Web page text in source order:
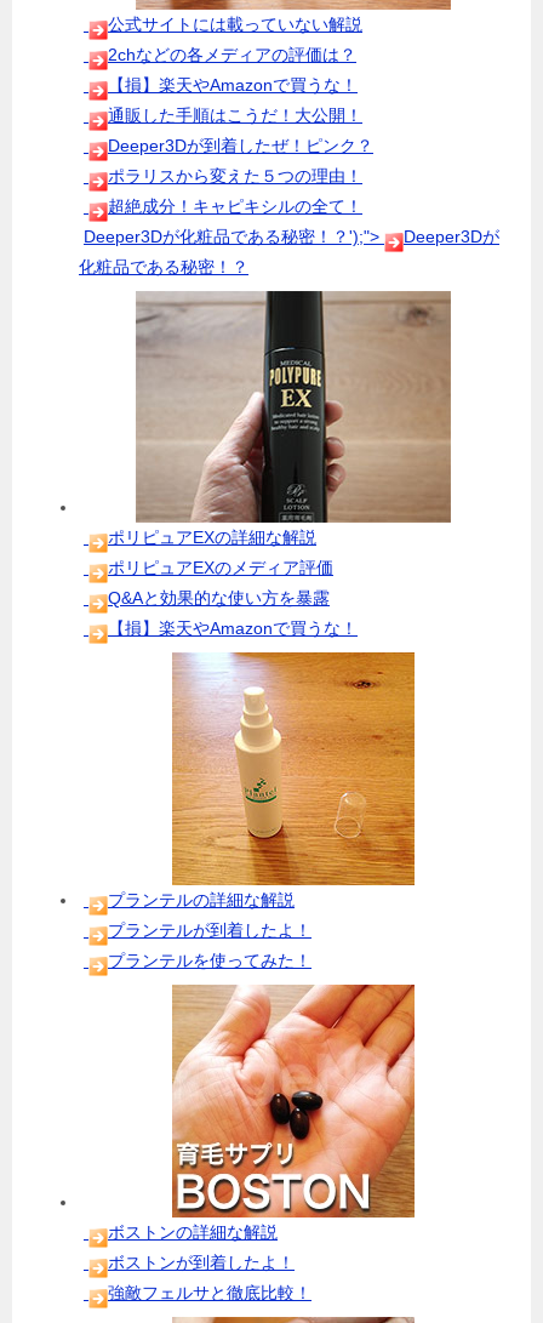
公式サイトには載っていない解説
2chなどの各メディアの評価は？
【損】楽天やAmazonで買うな！
通販した手順はこうだ！大公開！
Deeper3Dが到着したぜ！ピンク？
ポラリスから変えた５つの理由！
超絶成分！キャピキシルの全て！
Deeper3Dが化粧品である秘密！？');">
Deeper3Dが
化粧品である秘密！？
ポリピュアEXの詳細な解説
ポリピュアEXのメディア評価
Q&Aと効果的な使い方を暴露
【損】楽天やAmazonで買うな！
プランテルの詳細な解説
プランテルが到着したよ！
プランテルを使ってみた！
ボストンの詳細な解説
ボストンが到着したよ！
強敵フェルサと徹底比較！